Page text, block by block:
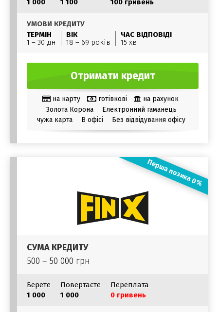
1 000 1 100 100 гривень
УМОВИ КРЕДИТУ
ТЕРМІН
1 – 30 дн
ВІК
18 – 69 років
ЧАС ВІДПОВІДІ
15 хв
Отримати кредит
на карту готівкові
на рахунок
Золота Корона
Електронний гаманець
чужа карта
В офісі Без відвідування офісу
СУМА КРЕДИТУ
500 – 50 000 грн
Берете
1 000
Повертаєте
1 000
Переплата
0 гривень
Перша позика 0%